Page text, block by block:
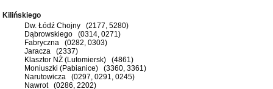
Kilińskiego
Dw. Łódź Chojny (2177, 5280)
Dąbrowskiego (0314, 0271)
Fabryczna (0282, 0303)
Jaracza (2337)
Klasztor NŻ (Lutomiersk) (4861)
Moniuszki (Pabianice) (3360, 3361)
Narutowicza (0297, 0291, 0245)
Nawrot (0286, 2202)